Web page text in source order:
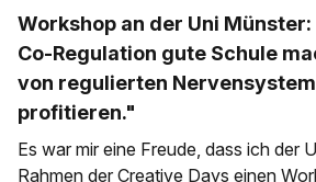
Workshop an der Uni
Co-Regulation gute Schule
von regulierten
profitieren."
Es war mir eine Freude, dass ich der
Rahmen der Creative Days einen